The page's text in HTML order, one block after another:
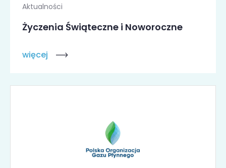
Aktualności
Życzenia Świąteczne i Noworoczne
więcej